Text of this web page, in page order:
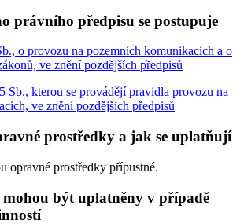
právního předpisu se postupuje
o provozu na pozemních komunikacích a o
ve znění pozdějších předpisů
Sb., kterou se provádějí pravidla provozu na
ve znění pozdějších předpisů
prostředky a jak se uplatňují
opravné prostředky přípustné.
mohou být uplatněny v případě